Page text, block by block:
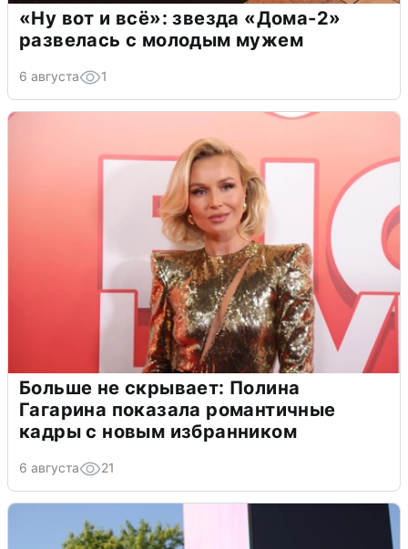
«Ну вот и всё»: звезда «Дома-2»
развелась с молодым мужем
6 августа 1
Больше не скрывает: Полина
Гагарина показала романтичные
кадры с новым избранником
6 августа 21